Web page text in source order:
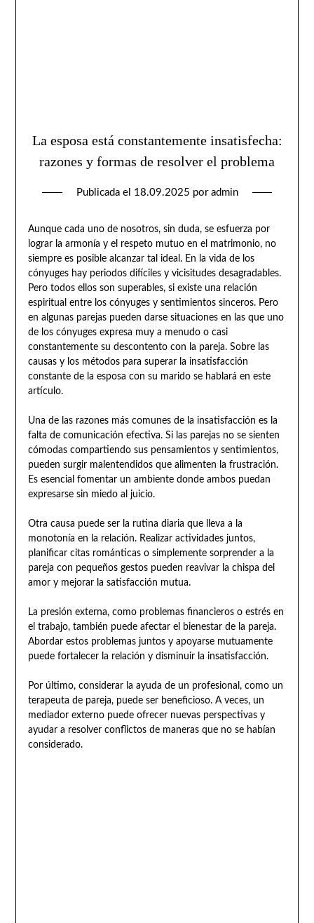
La esposa está constantemente insatisfecha:
razones y formas de resolver el problema
Publicada el 18.09.2025 por admin
Aunque cada uno de nosotros, sin duda, se esfuerza por
lograr la armonía y el respeto mutuo en el matrimonio, no
siempre es posible alcanzar tal ideal. En la vida de los
cónyuges hay periodos difíciles y vicisitudes desagradables.
Pero todos ellos son superables, si existe una relación
espiritual entre los cónyuges y sentimientos sinceros. Pero
en algunas parejas pueden darse situaciones en las que uno
de los cónyuges expresa muy a menudo o casi
constantemente su descontento con la pareja. Sobre las
causas y los métodos para superar la insatisfacción
constante de la esposa con su marido se hablará en este
artículo.
Una de las razones más comunes de la insatisfacción es la
falta de comunicación efectiva. Si las parejas no se sienten
cómodas compartiendo sus pensamientos y sentimientos,
pueden surgir malentendidos que alimenten la frustración.
Es esencial fomentar un ambiente donde ambos puedan
expresarse sin miedo al juicio.
Otra causa puede ser la rutina diaria que lleva a la
monotonía en la relación. Realizar actividades juntos,
planificar citas románticas o simplemente sorprender a la
pareja con pequeños gestos pueden reavivar la chispa del
amor y mejorar la satisfacción mutua.
La presión externa, como problemas financieros o estrés en
el trabajo, también puede afectar el bienestar de la pareja.
Abordar estos problemas juntos y apoyarse mutuamente
puede fortalecer la relación y disminuir la insatisfacción.
Por último, considerar la ayuda de un profesional, como un
terapeuta de pareja, puede ser beneficioso. A veces, un
mediador externo puede ofrecer nuevas perspectivas y
ayudar a resolver conflictos de maneras que no se habían
considerado.